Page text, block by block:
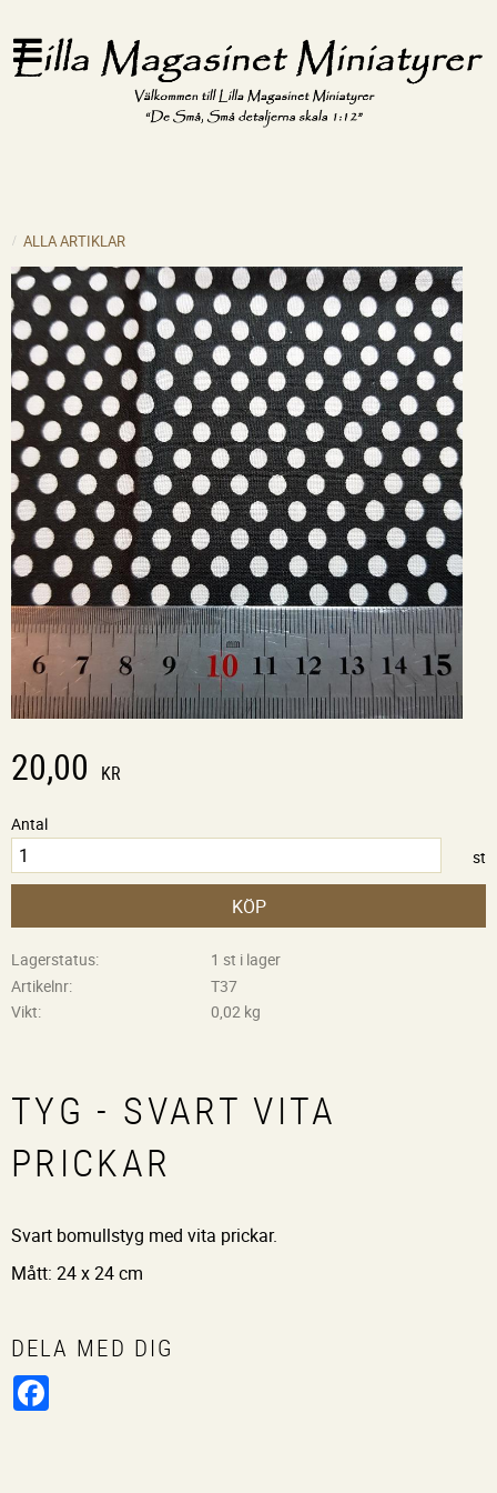
ALLA ARTIKLAR
20,00 KR
Antal
st
KÖP
Lagerstatus
1 st i lager
Artikelnr
T37
Vikt
0,02 kg
TYG - SVART VITA
PRICKAR
Svart bomullstyg med vita prickar.
Mått: 24 x 24 cm
DELA MED DIG